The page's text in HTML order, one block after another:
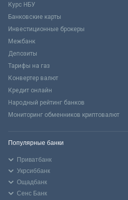
Курс НБУ
Банковские карты
Инвестиционные брокеры
Межбанк
Депозиты
Тарифы на газ
Конвертер валют
Кредит онлайн
Народный рейтинг банков
Мониторинг обменников криптовалют
Популярные банки
Приватбанк
Укрсиббанк
Ощадбанк
Сенс Банк